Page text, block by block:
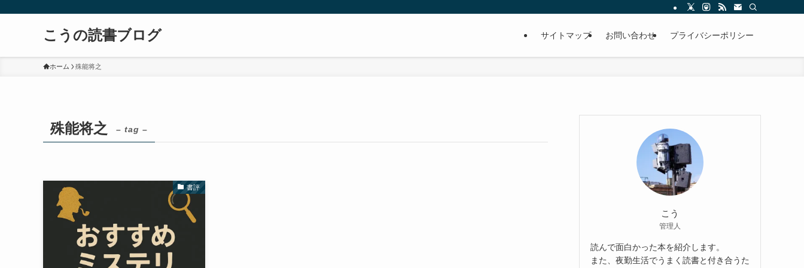
こうの読書ブログ サイトマップ お問い合わせ プライバシーポリシー
ホーム 殊能将之
殊能将之 – tag –
書評
こう
管理人
読んで面白かった本を紹介します。
また、夜勤生活でうまく読書と付き合うた